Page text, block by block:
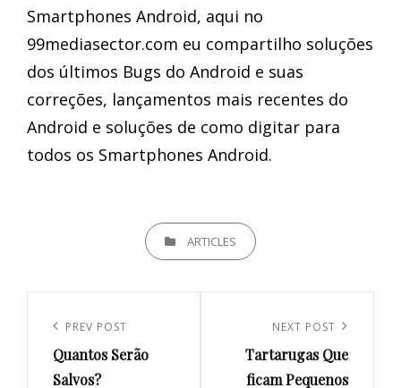
Smartphones Android, aqui no
99mediasector.com eu compartilho soluções
dos últimos Bugs do Android e suas
correções, lançamentos mais recentes do
Android e soluções de como digitar para
todos os Smartphones Android.
CATEGORIESARTICLES
artigos
Previous
Post
PREV POST
Quantos Serão
Salvos?
Post
NEXT POST
Tartarugas Que
ficam Pequenos